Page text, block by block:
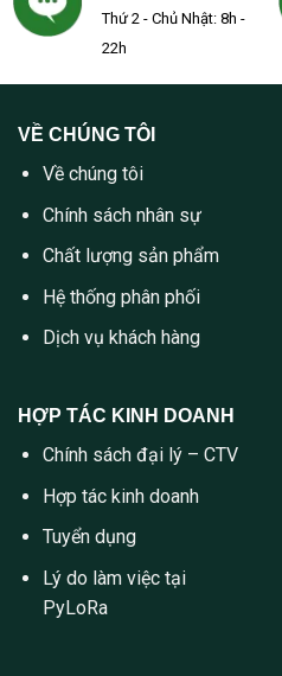
Thứ 2 - Chủ Nhật: 8h -
22h
VỀ CHÚNG TÔI
Về chúng tôi
Chính sách nhân sự
Chất lượng sản phẩm
Hệ thống phân phối
Dịch vụ khách hàng
HỢP TÁC KINH DOANH
Chính sách đại lý – CTV
Hợp tác kinh doanh
Tuyển dụng
Lý do làm việc tại
PyLoRa